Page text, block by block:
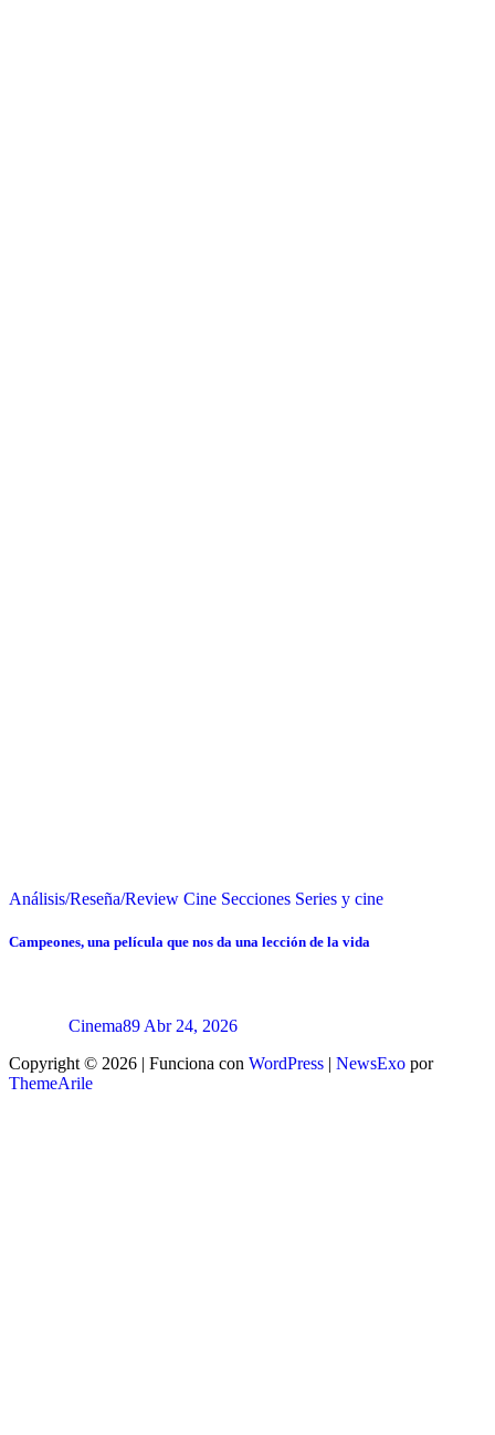
Análisis/Reseña/Review Cine Secciones Series y cine
Campeones, una película que nos da una lección de la vida
Cinema89 Abr 24, 2026
Copyright © 2026 | Funciona con WordPress | NewsExo por
ThemeArile